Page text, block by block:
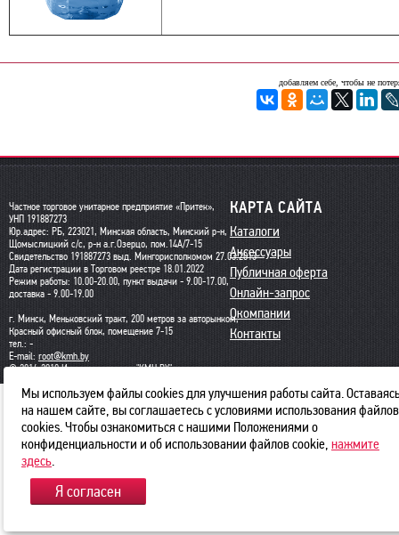
добавляем себе, чтобы не
Частное торговое унитарное предприятие «Притек»,
УНП 191887273
Юр.адрес: РБ, 223021, Минская область, Минский р-н,
Щомыслицкий с/с, р-н а.г.Озерцо, пом.14А/7-15
Свидетельство 191887273 выд. Мингорисполкомом 27.03.2013
Дата регистрации в Торговом реестре 18.01.2022
Режим работы: 10.00-20.00, пункт выдачи - 9.00-17.00,
доставка - 9.00-19.00
г. Минск, Меньковский тракт, 200 метров за авторынком,
Красный офисный блок, помещение 7-15
тел.: -
E-mail: root@kmh.by
© 2014-2018 Интернет-магазин "KMH.BY"
Номенклатура
КАРТА САЙТА
Каталоги
Аксессуары
Публичная оферта
Онлайн-запрос
Окомпании
Контакты
Мы используем файлы cookies для улучшения работы сайта.
на нашем сайте, вы соглашаетесь с условиями использования файлов
cookies. Чтобы ознакомиться с нашими Положениями о
конфиденциальности и об использовании файлов cookie, нажмите
здесь.
Я согласен